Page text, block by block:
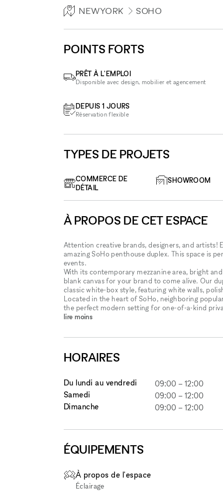
NEWYORK SOHO
POINTS FORTS
PRÊT À L'EMPLOI
Disponible avec design, mobilier et agencement
DEPUIS 1 JOURS
Réservation flexible
TYPES DE PROJETS
COMMERCE DE
DÉTAIL
SHOWROOM
À PROPOS DE CET ESPACE
Attention creative brands, designers, and artists!
amazing SoHo penthouse duplex. This space is
events.
With its contemporary mezzanine area, bright
blank canvas for your brand to come alive. Our
classic white-box style, featuring white walls,
Located in the heart of SoHo, neighboring
the perfect modern setting for one-of-a-kind
lire moins
HORAIRES
Du lundi au vendredi 09:00 –12:00
Samedi
09:00 –12:00
Dimanche
09:00 –12:00
ÉQUIPEMENTS
À propos de l'espace
Éclairage